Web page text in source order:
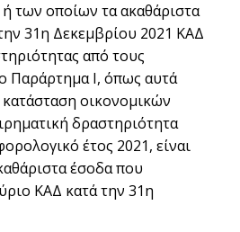
των οποίων τα ακαθάριστα
31η Δεκεμβρίου 2021 ΚΑΔ
από τους
Παράρτημα I, όπως αυτά
οικονομικών
δραστηριότητα
έτος 2021, είναι
έσοδα που
ΚΑΔ κατά την 31η